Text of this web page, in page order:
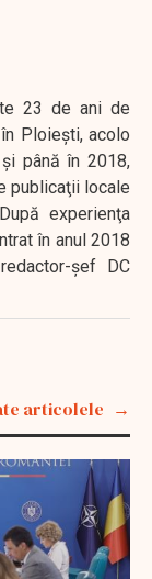
23 de ani de
Ploieşti, acolo
până în 2018,
publicaţii locale
experienţa
în anul 2018
şef DC
articolele